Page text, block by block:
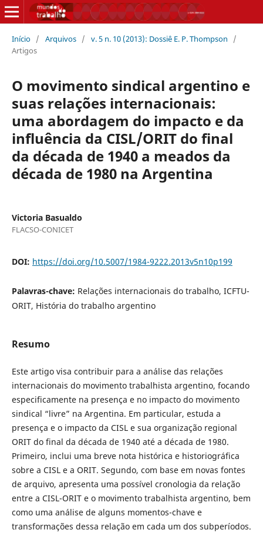
Início / Arquivos / v. 5 n. 10 (2013): Dossiê E. P. Thompson
/
Artigos
O movimento sindical argentino e
suas relações internacionais:
uma abordagem do impacto e da
influência da CISL/ORIT do final
da década de 1940 a meados da
década de 1980 na Argentina
Victoria Basualdo
FLACSO-CONICET
DOI: https://doi.org/10.5007/1984-9222.2013v5n10p199
Palavras-chave: Relações internacionais do trabalho, ICFTU-
ORIT, História do trabalho argentino
Resumo
Este artigo visa contribuir para a análise das relações
internacionais do movimento trabalhista argentino, focando
especificamente na presença e no impacto do movimento
sindical “livre” na Argentina. Em particular, estuda a
presença e o impacto da CISL e sua organização regional
ORIT do final da década de 1940 até a década de 1980.
Primeiro, inclui uma breve nota histórica e historiográfica
sobre a CISL e a ORIT. Segundo, com base em novas fontes
de arquivo, apresenta uma possível cronologia da relação
entre a CISL-ORIT e o movimento trabalhista argentino, bem
como uma análise de alguns momentos-chave e
transformações dessa relação em cada um dos subperíodos.